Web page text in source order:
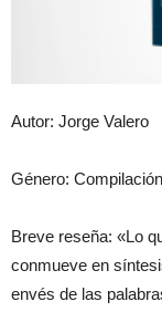
Autor: Jorge Valero
Género:
Breve reseña: «Lo
conmueve en
envés de las